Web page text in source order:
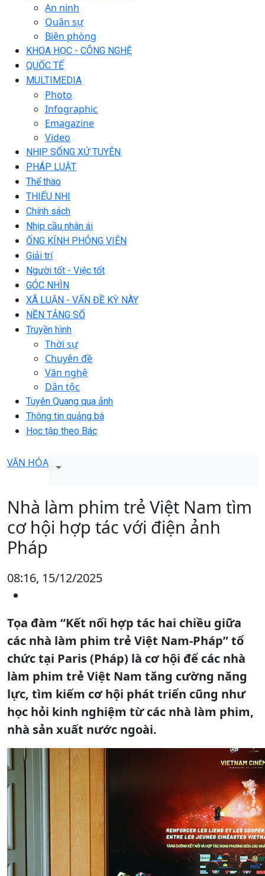
An ninh
Quân sự
Biên phòng
KHOA HỌC - CÔNG NGHỆ
QUỐC TẾ
MULTIMEDIA
Photo
Infographic
Emagazine
Video
NHỊP SỐNG XỨ TUYÊN
PHÁP LUẬT
Thể thao
THIẾU NHI
Chính sách
Nhịp cầu nhân ái
ỐNG KÍNH PHÓNG VIÊN
Giải trí
Người tốt - Việc tốt
GÓC NHÌN
XÃ LUẬN - VẤN ĐỀ KỲ NÀY
NỀN TẢNG SỐ
Truyền hình
Thời sự
Chuyên đề
Văn nghệ
Dân tộc
Tuyên Quang qua ảnh
Thông tin quảng bá
Học tập theo Bác
VĂN HÓA
Nhà làm phim trẻ Việt Nam tìm
cơ hội hợp tác với điện ảnh
Pháp
08:16, 15/12/2025
Tọa đàm “Kết nối hợp tác hai chiều giữa
các nhà làm phim trẻ Việt Nam-Pháp” tổ
chức tại Paris (Pháp) là cơ hội để các nhà
làm phim trẻ Việt Nam tăng cường năng
lực, tìm kiếm cơ hội phát triển cũng như
học hỏi kinh nghiệm từ các nhà làm phim,
nhà sản xuất nước ngoài.